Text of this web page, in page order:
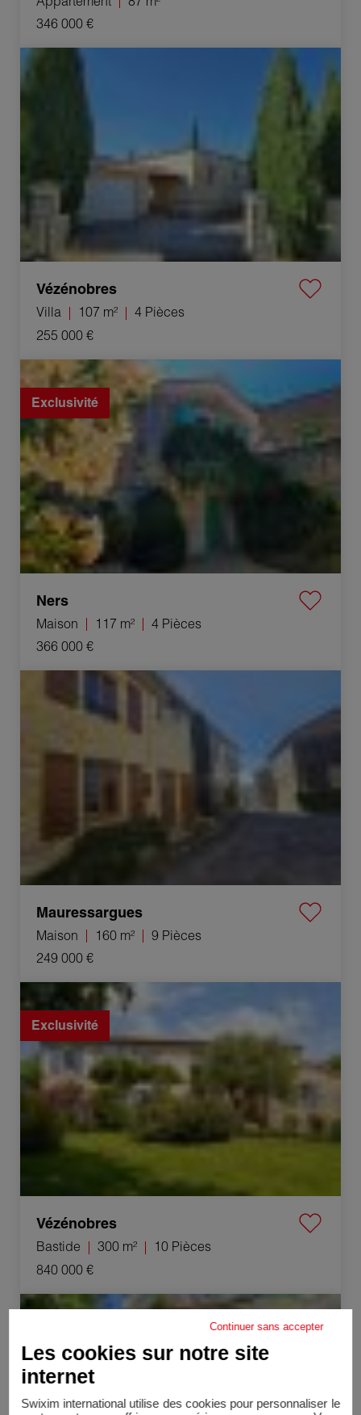
346 000 €
Vente Villa Vézénobres 4 Pièces 107 m²
Vézénobres
Villa 107 m²
4 Pièces
255 000 €
Vente Maison Ners 4 Pièces 117 m²
Exclusivité
Ners
Maison 117 m²
4 Pièces
366 000 €
Vente Maison Mauressargues 9 Pièces 160 m²
Mauressargues
Maison 160 m²
9 Pièces
249 000 €
Vente Bastide Vézénobres 10 Pièces 300 m²
Exclusivité
Vézénobres
Bastide 300 m²
10 Pièces
840 000 €
Vente Maison Vézénobres 4 Pièces 110 m²
Continuer sans accepter
Les cookies sur notre site
internet
Swixim international utilise des cookies pour personnaliser le